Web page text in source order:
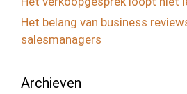
Het belang van business
salesmanagers
Archieven